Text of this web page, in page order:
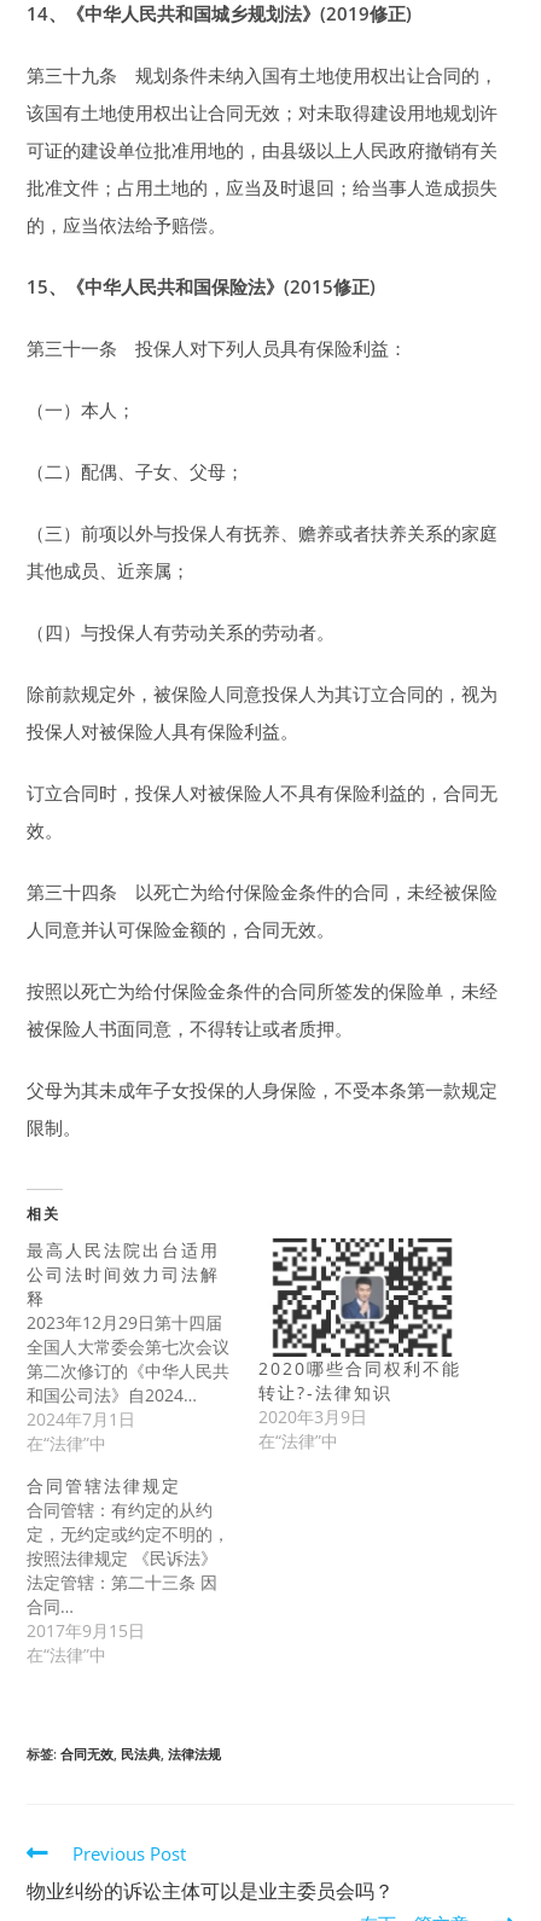
14、《中华人民共和国城乡规划法》(2019修正)
第三十九条 规划条件未纳入国有土地使用权出让合同的，
该国有土地使用权出让合同无效；对未取得建设用地规划许
可证的建设单位批准用地的，由县级以上人民政府撤销有关
批准文件；占用土地的，应当及时退回；给当事人造成损失
的，应当依法给予赔偿。
15、《中华人民共和国保险法》(2015修正)
第三十一条 投保人对下列人员具有保险利益：
（一）本人；
（二）配偶、子女、父母；
（三）前项以外与投保人有抚养、赡养或者扶养关系的家庭
其他成员、近亲属；
（四）与投保人有劳动关系的劳动者。
除前款规定外，被保险人同意投保人为其订立合同的，视为
投保人对被保险人具有保险利益。
订立合同时，投保人对被保险人不具有保险利益的，合同无
效。
第三十四条 以死亡为给付保险金条件的合同，未经被保险
人同意并认可保险金额的，合同无效。
按照以死亡为给付保险金条件的合同所签发的保险单，未经
被保险人书面同意，不得转让或者质押。
父母为其未成年子女投保的人身保险，不受本条第一款规定
限制。
相关
最高人民法院出台适用
公司法时间效力司法解
释
2023年12月29日第十四届
全国人大常委会第七次会议
第二次修订的《中华人民共
和国公司法》自2024…
2024年7月1日
在“法律”中
2020哪些合同权利不能
转让?-法律知识
2020年3月9日
在“法律”中
合同管辖法律规定
合同管辖：有约定的从约
定，无约定或约定不明的，
按照法律规定 《民诉法》
法定管辖：第二十三条 因
合同…
2017年9月15日
在“法律”中
标签:合同无效, 民法典, 法律法规
Read
articles
Previous Post
物业纠纷的诉讼主体可以是业主委员会吗？